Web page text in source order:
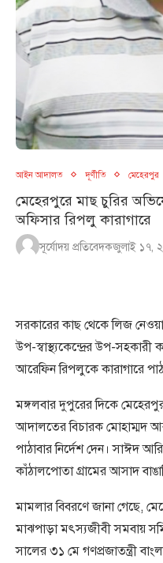
আইন আদালত দূর্ণীতি মেহেরপুর
মেহেরপুরে মাছ চুরির
অফিসার রিপলু কারাগারে
সূর্যোদয় প্রতিবেদকজুলাই ১৭,
সরকারের কাছ থেকে লিজ
উপ-স্বাস্থ্যকেন্দ্রের উপ-
আরেফিন রিপলুকে কারাগারে
মঙ্গলবার দুপুরের দিকে
আদালতের বিচারক মোহাম্মদ আবু
পাঠাবার নির্দেশ দেন। সাঈদ
কাঁঠালপোতা গ্রামের আসাদ
মামলার বিবরণে জানা গেছে,
মাঝপাড়া মৎস্যজীবী সমবায়
সালের ৩১ মে গণপ্রজাতন্ত্রী